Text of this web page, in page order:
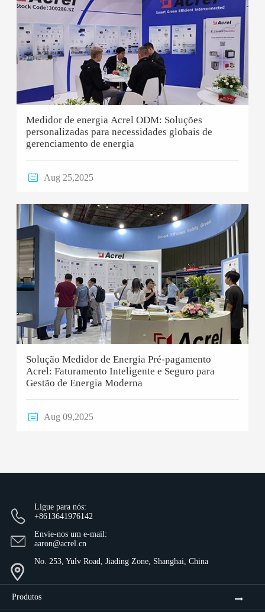
Medidor de energia Acrel ODM: Soluções
personalizadas para necessidades globais de
gerenciamento de energia
 Aug 25,2025
Solução Medidor de Energia Pré-pagamento
Acrel: Faturamento Inteligente e Seguro para
Gestão de Energia Moderna
 Aug 09,2025
Ligue para nós:
+8613641976142
Envie-nos um e-mail:
aaron@acrel.cn
No. 253, Yulv Road, Jiading Zone, Shanghai, China
Produtos